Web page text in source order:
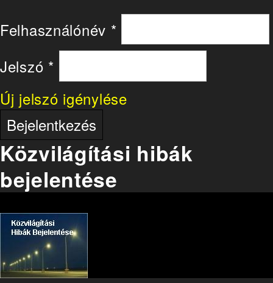
Felhasználónév *
Jelszó *
Új jelszó igénylése
Közvilágítási hibák
bejelentése